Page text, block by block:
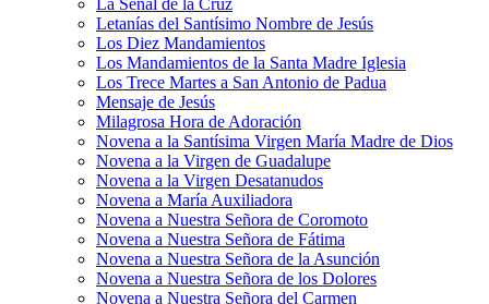
Letanías del Santísimo Nombre de Jesús
Los Diez Mandamientos
Los Mandamientos de la Santa Madre Iglesia
Los Trece Martes a San Antonio de Padua
Mensaje de Jesús
Milagrosa Hora de Adoración
Novena a la Santísima Virgen María Madre de Dios
Novena a la Virgen de Guadalupe
Novena a la Virgen Desatanudos
Novena a María Auxiliadora
Novena a Nuestra Señora de Coromoto
Novena a Nuestra Señora de Fátima
Novena a Nuestra Señora de la Asunción
Novena a Nuestra Señora de los Dolores
Novena a Nuestra Señora del Carmen